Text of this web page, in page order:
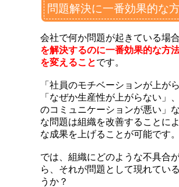
問題解決に一番効果的な
会社で何か問題が起きている場合
を解決するのに一番効果的な方
を変えることです。
「社員のモチベーションが上が
「なぜか生産性が上がらない」
のコミュニケーションが悪い」
な問題は組織を改善することに
な成果を上げることが可能です。
では、組織にどのような不具合
ら、それが問題として現れてい
うか？